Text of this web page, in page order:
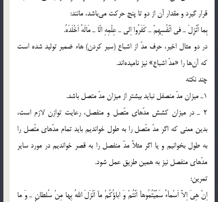
قرار گيرد و مقدار آن از دو تا پنج حركت مي‌باشد، مانند:
بِما اُنْزِلَ ـ في اَنْفُسِهِمْ ـ كَفَرُوا اِلي ـ عِلْمِهِ الّا ـ مَالَهُ اَخْلَدَهُ.
در دو مثال اخير، حرف مدّ از اشباع (سير كردن) هاء ضمير توليد شده است
كه آن‌ها را «مدّ اشباع» نيز ناميده‌اند.
چند نكته
1ـ ميزان مدّ منصفل نبايد بيشتر از ميزان مدّ متصل باشد.
2 ـ در ميزان كشش مدّهاي متّصل و منفصل، رعايت توازن لازم است،
بدين معني كه اگر مدّ متّصل را به طول خوانديم بايد تمام مدّهاي متّصل را
به طول بخوانيم و يا اگر مثلاً مدّ منفصل را به قصر خوانديم در مورد ساير
مدّهاي منفصل نيز به همين طريق عمل شود.
تمرين:
اِنْ هِيَ اِلاَّ اَسْمآءٌ سَمَّيْتُمُوهآ اَنْتُمْ وَ اباؤُكُمْ مآ اَنْزَلَ اللهُ بِها مِنْ سُلطانٍ ـ وَ ما